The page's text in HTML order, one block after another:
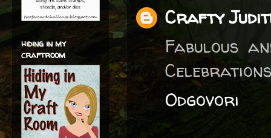
Crafty
Fabulous
Odgovori
hiding in my
craftroom